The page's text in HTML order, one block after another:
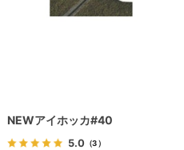
NEWアイホッカ#40
5.0 （3）